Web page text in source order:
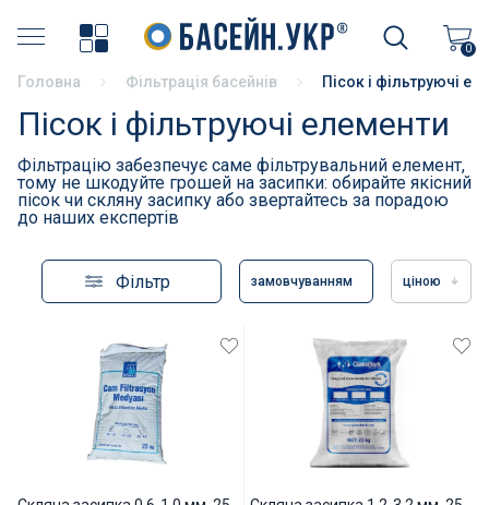
Хімія для басейну
Накриття басейнів
Аксесуари для басейнів
Бортовий камінь
Терасний камінь
Фільтрація басейнів
Насоси для басейнів
0
Головна Фільтрація басейнів Пісок і фільтруючі
Пісок і фільтруючі елементи
Фільтрацію забезпечує саме фільтрувальний елемент,
тому не шкодуйте грошей на засипки: обирайте якісний
пісок чи скляну засипку або звертайтесь за порадою
до наших експертів
замовчуванням ціною
Фільтр